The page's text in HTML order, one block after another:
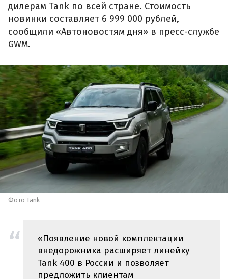
дилерам Tank по всей стране. Стоимость
новинки составляет 6 999 000 рублей,
сообщили «Автоновостям дня» в пресс-службе
GWM.
Фото Tank
«Появление новой комплектации
внедорожника расширяет линейку
Tank 400 в России и позволяет
предложить клиентам